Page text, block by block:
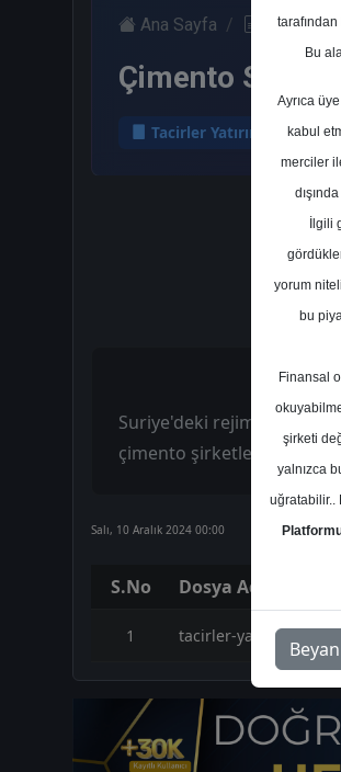
Ana Sayfa Raporlar
Çimento Sektör
Tacirler Yatırım 10
Suriye'deki rejim
çimento şirketlerini analiz
Salı, 10 Aralık 2024 00:00
S.No Dosya Adı
1 tacirler-yatirim-
Bu
Ayrıca
kabul
merciler
İlgili
yorum
bu
Finansal
şirketi
yalnızca
uğratabilir..